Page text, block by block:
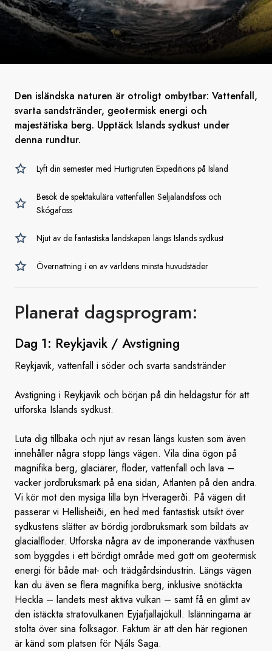
Den isländska naturen är otroligt ombytbar: Vattenfall,
svarta sandstränder, geotermisk energi och
majestätiska berg. Upptäck Islands sydkust under
denna rundtur.
Lyft din semester med Hurtigruten Expeditions på Island
Besök de spektakulära vattenfallen Seljalandsfoss och
Skógafoss
Njut av de fantastiska landskapen längs Islands sydkust
Övernattning i en av världens minsta huvudstäder
Planerat dagsprogram:
Dag 1: Reykjavik / Avstigning
Reykjavik, vattenfall i söder och svarta sandstränder
Avstigning i Reykjavik och början på din heldagstur för att
utforska Islands sydkust.
Luta dig tillbaka och njut av resan längs kusten som även
innehåller några stopp längs vägen. Vila dina ögon på
magnifika berg, glaciärer, floder, vattenfall och lava –
vacker jordbruksmark på ena sidan, Atlanten på den andra.
Vi kör mot den mysiga lilla byn Hveragerði. På vägen dit
passerar vi Hellisheiði, en hed med fantastisk utsikt över
sydkustens slätter av bördig jordbruksmark som bildats av
glacialfloder. Utforska några av de imponerande växthusen
som byggdes i ett bördigt område med gott om geotermisk
energi för både mat- och trädgårdsindustrin. Längs vägen
kan du även se flera magnifika berg, inklusive snötäckta
Heckla – landets mest aktiva vulkan – samt få en glimt av
den istäckta stratovulkanen Eyjafjallajökull. Islänningarna är
stolta över sina folksagor. Faktum är att den här regionen
är känd som platsen för Njáls Saga.